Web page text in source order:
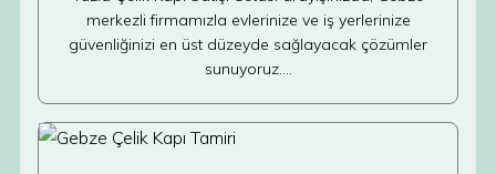
merkezli firmamızla evlerinize ve iş yerlerinize
güvenliğinizi en üst düzeyde sağlayacak çözümler
sunuyoruz.…